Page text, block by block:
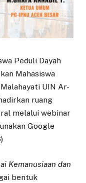
Peduli Dayah
Mahasiswa
UIN Ar-
ruang
melalui webinar
Google
Kemanusiaan dan
bentuk